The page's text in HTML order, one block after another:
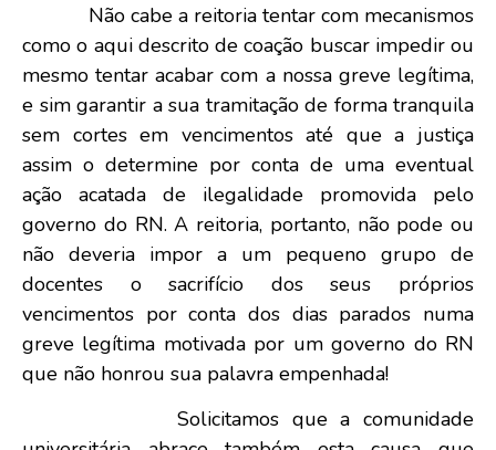
Não cabe a reitoria tentar com mecanismos
como o aqui descrito de coação buscar impedir ou
mesmo tentar acabar com a nossa greve legítima,
e sim garantir a sua tramitação de forma tranquila
sem cortes em vencimentos até que a justiça
assim o determine por conta de uma eventual
ação acatada de ilegalidade promovida pelo
governo do RN. A reitoria, portanto, não pode ou
não deveria impor a um pequeno grupo de
docentes o sacrifício dos seus próprios
vencimentos por conta dos dias parados numa
greve legítima motivada por um governo do RN
que não honrou sua palavra empenhada!
Solicitamos que a comunidade